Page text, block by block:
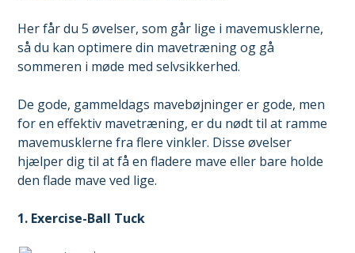
Her får du 5 øvelser, som går lige i mavemusklerne,
så du kan optimere din mavetræning og gå
sommeren i møde med selvsikkerhed.
De gode, gammeldags mavebøjninger er gode, men
for en effektiv mavetræning, er du nødt til at ramme
mavemusklerne fra flere vinkler. Disse øvelser
hjælper dig til at få en fladere mave eller bare holde
den flade mave ved lige.
1. Exercise-Ball Tuck